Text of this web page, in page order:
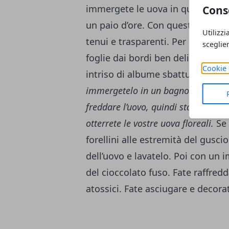
Cookie
immergete le uova in questo
un paio d’ore. Con questo
tenui e trasparenti. Per
foglie dai bordi ben delineati e
intriso di albume sbattuto.
immergetelo in un bagno di colore
freddare l’uovo, quindi staccate
otterrete le vostre uova floreali.
forellini alle estremità del
dell’uovo e lavatelo. Poi con un
del cioccolato fuso. Fate
atossici. Fate asciugare e